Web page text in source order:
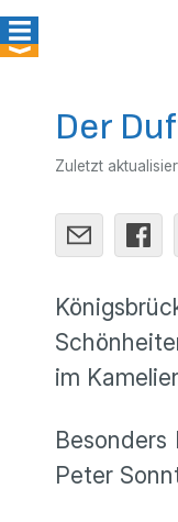
Der
Zuletzt
im
Peter